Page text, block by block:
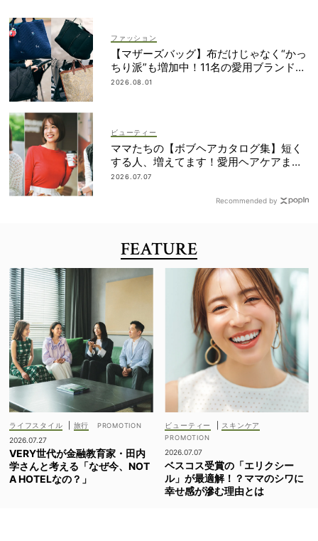
ファッション
【マザーズバッグ】布だけじゃなく“かっ
ちり派”も増加中！11名の愛用ブランド
は？
2026.08.01
ビューティー
ママたちの【ボブヘアカタログ集】短く
する人、増えてます！愛用ヘアケアまで
全部見せ
2026.07.07
Recommended by
FEATURE
ライフスタイル
旅行
2026.07.27
VERY世代が金融教育家・田内
学さんと考える「なぜ今、NOT
A HOTELなの？」
ビューティー スキンケア
2026.07.07
ベスコス受賞の「エリクシー
ル」が最適解！？ママのシワに
幸せ感が滲む理由とは